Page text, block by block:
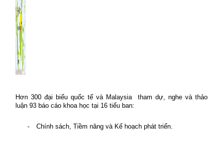
Hơn 300 đại biểu quốc tế và Malaysia
tham dự, nghe và thảo
luận 93 báo cáo khoa học tại 16 tiểu ban:
- Chính sách, Tiềm năng và Kế hoạch phát triển.